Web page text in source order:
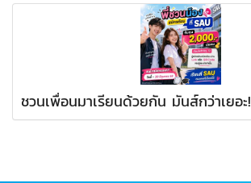
ชวนเพื่อนมาเรียนด้วยกัน มันส์กว่าเยอะ!